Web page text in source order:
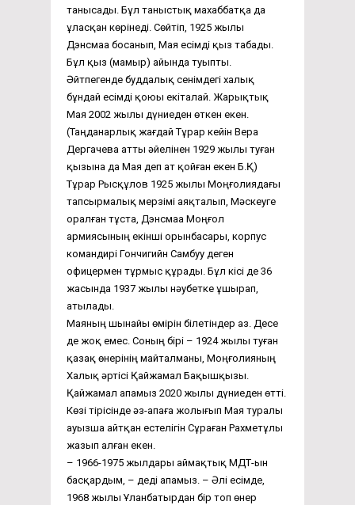
танысады. Бұл таныстық махаббатқа да
ұласқан көрінеді. Сөйтіп, 1925 жылы
Дэнсмаа босанып, Мая есімді қыз табады.
Бұл қыз (мамыр) айында туыпты.
Әйтпегенде буддалық сенімдегі халық
бұндай есімді қоюы екіталай. Жарықтық
Мая 2002 жылы дүниеден өткен екен.
(Таңданарлық жағдай Тұрар кейін Вера
Дергачева атты әйелінен 1929 жылы туған
қызына да Мая деп ат қойған екен Б.Қ)
Тұрар Рысқұлов 1925 жылы Моңғолиядағы
тапсырмалық мерзімі аяқталып, Мәскеуге
оралған тұста, Дэнсмаа Моңғол
армиясының екінші орынбасары, корпус
командирі Гончигийн Самбуу деген
офицермен тұрмыс құрады. Бұл кісі де 36
жасында 1937 жылы нәубетке ұшырап,
атылады.
Маяның шынайы өмірін білетіндер аз. Десе
де жоқ емес. Соның бірі – 1924 жылы туған
қазақ өнерінің майталманы, Моңғолияның
Халық әртісі Қайжамал Бақышқызы.
Қайжамал апамыз 2020 жылы дүниеден өтті.
Көзі тірісінде әз-апаға жолығып Мая туралы
ауызша айтқан естелігін Сұраған Рахметұлы
жазып алған екен.
– 1966-1975 жылдары аймақтық МДТ-ын
басқардым, – деді апамыз. – Әлі есімде,
1968 жылы Ұланбатырдан бір топ өнер